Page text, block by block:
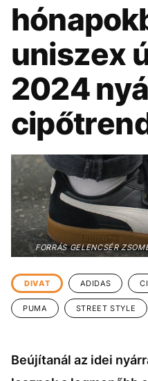
KÖZÉLET
ÉLETMÓD
BESZÉLGETÉSEK
VIDEÓ
GASZTRO
uniszex
2024
FORRÁS GELENCSÉR
DIVAT ADIDAS
PUMA STREET STYLE
Beújítanál az idei